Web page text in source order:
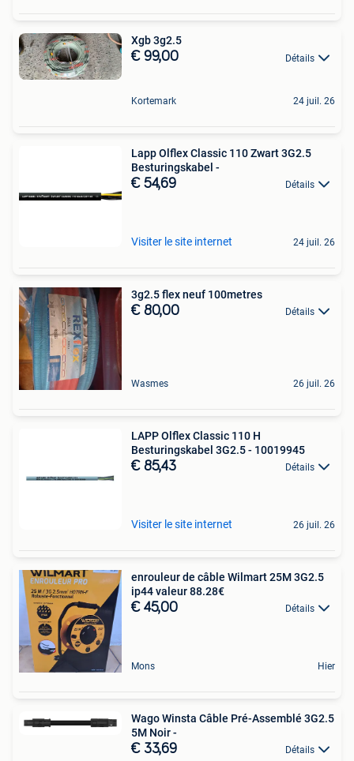
Xgb 3g2.5
€ 99,00 Détails
Kortemark 24 juil. 26
Lapp Olflex Classic 110 Zwart 3G2.5
Besturingskabel -
€ 54,69 Détails
Visiter le site internet 24 juil. 26
3g2.5 flex neuf 100metres
€ 80,00 Détails
Wasmes 26 juil. 26
LAPP Olflex Classic 110 H
Besturingskabel 3G2.5 - 10019945
€ 85,43 Détails
Visiter le site internet 26 juil. 26
enrouleur de câble Wilmart 25M 3G2.5
ip44 valeur 88.28€
€ 45,00 Détails
Mons Hier
Wago Winsta Câble Pré-Assemblé 3G2.5
5M Noir -
€ 33,69 Détails